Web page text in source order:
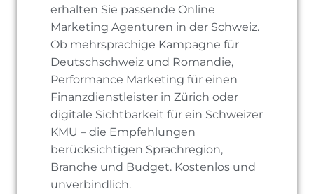
erhalten Sie passende Online
Marketing Agenturen in der Schweiz.
Ob mehrsprachige Kampagne für
Deutschschweiz und Romandie,
Performance Marketing für einen
Finanzdienstleister in Zürich oder
digitale Sichtbarkeit für ein Schweizer
KMU – die Empfehlungen
berücksichtigen Sprachregion,
Branche und Budget. Kostenlos und
unverbindlich.